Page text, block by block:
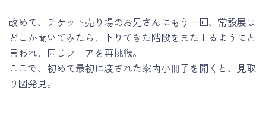
改めて、チケット売り場のお兄さんにもう一回、常設展は
どこか聞いてみたら、下りてきた階段をまた上るようにと
言われ、同じフロアを再挑戦。
ここで、初めて最初に渡された案内小冊子を開くと、見取
り図発見。